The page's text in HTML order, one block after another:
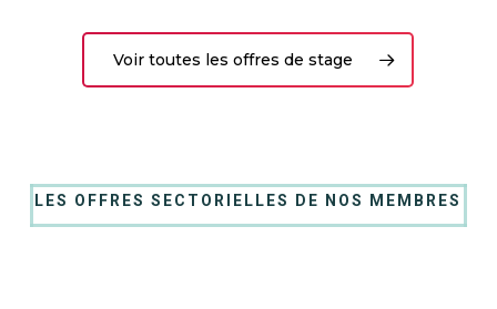
Voir toutes les offres de stage
LES OFFRES SECTORIELLES DE NOS MEMBRES